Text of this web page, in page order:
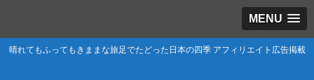
MENU
晴れてもふってもきままな旅足でたどった日本の四季 アフィリエイト広告掲載